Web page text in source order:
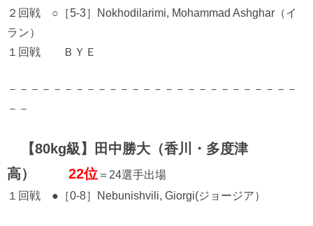
２回戦 ○［5-3］Nokhodilarimi, Mohammad Ashghar（イ
ラン）
１回戦 ＢＹＥ
－－－－－－－－－－－－－－－－－－－－－－－－－－
－－
【80kg級】田中勝大（香川・多度津
高）
22位 ＝24選手出場
１回戦 ●［0-8］Nebunishvili, Giorgi(ジョージア）